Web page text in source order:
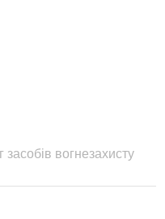
засобів вогнезахисту